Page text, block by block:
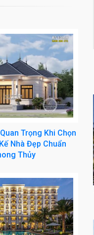
Trọng Khi Chọn
Nhà Đẹp Chuẩn
Thủy